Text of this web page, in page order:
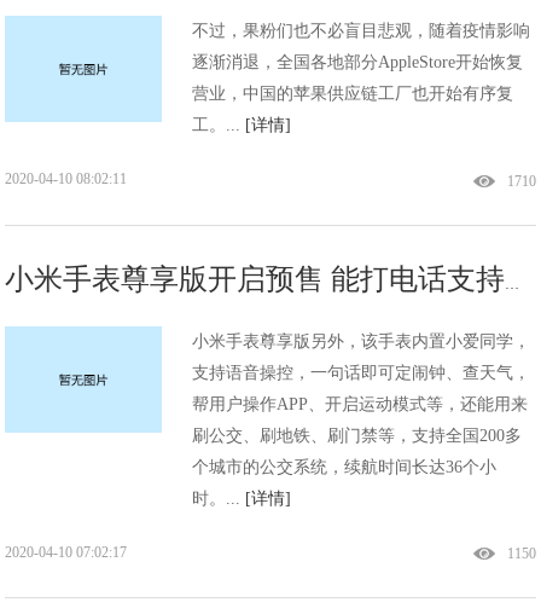
不过，果粉们也不必盲目悲观，随着疫情影响
逐渐消退，全国各地部分AppleStore开始恢复
营业，中国的苹果供应链工厂也开始有序复
工。... [详情]
1710
2020-04-10 08:02:11
小米手表尊享版另外，该手表内置小爱同学，
支持语音操控，一句话即可定闹钟、查天气，
帮用户操作APP、开启运动模式等，还能用来
刷公交、刷地铁、刷门禁等，支持全国200多
个城市的公交系统，续航时间长达36个小
时。... [详情]
1150
2020-04-10 07:02:17